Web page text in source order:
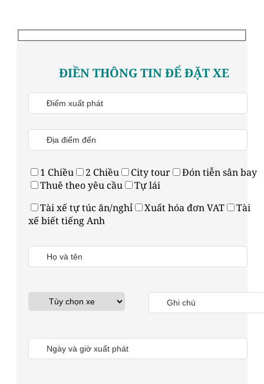
ĐIỀN THÔNG TIN ĐỂ ĐẶT XE
1 Chiều 2 Chiều City tour
Đón tiễn sân bay
Thuê theo yêu cầu
Tự lái
Tài xế tự túc ăn/nghỉ
Xuất hóa đơn VAT
Tài
xế biết tiếng Anh